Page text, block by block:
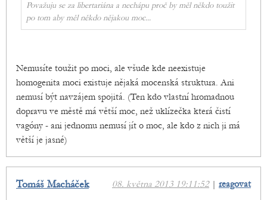
Považuju se za libertariána a nechápu proč by měl někdo toužit
po tom aby měl někdo nějakou moc...
Nemusíte toužit po moci, ale všude kde neexistuje
homogenita moci existuje nějaká mocenská struktura. Ani
nemusí být navzájem spojitá. (Ten kdo vlastní hromadnou
dopravu ve městě má větší moc, než uklízečka která čistí
vagóny - ani jednomu nemusí jít o moc, ale kdo z nich ji má
větší je jasné)
08. května 2013 19:11:52| reagovat
Tomáš Macháček